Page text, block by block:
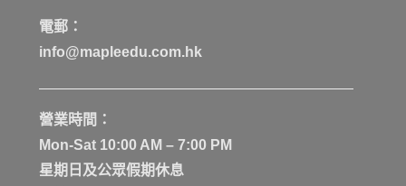
電郵：
info@mapleedu.com.hk
營業時間：
Mon-Sat 10:00 AM – 7:00 PM
星期日及公眾假期休息